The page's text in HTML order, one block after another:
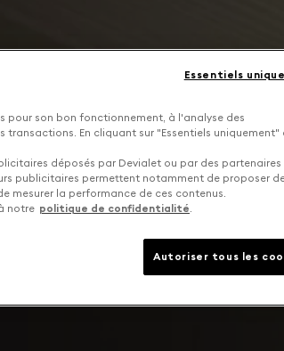
pour son bon fonctionnement, à l'analyse des
transactions. En cliquant sur "Essentiels uniquement"
déposés par Devialet ou par des
publicitaires permettent notamment de proposer
mesurer la performance de ces contenus.
notre politique de confidentialité.
Essentiels
Autoriser tous les